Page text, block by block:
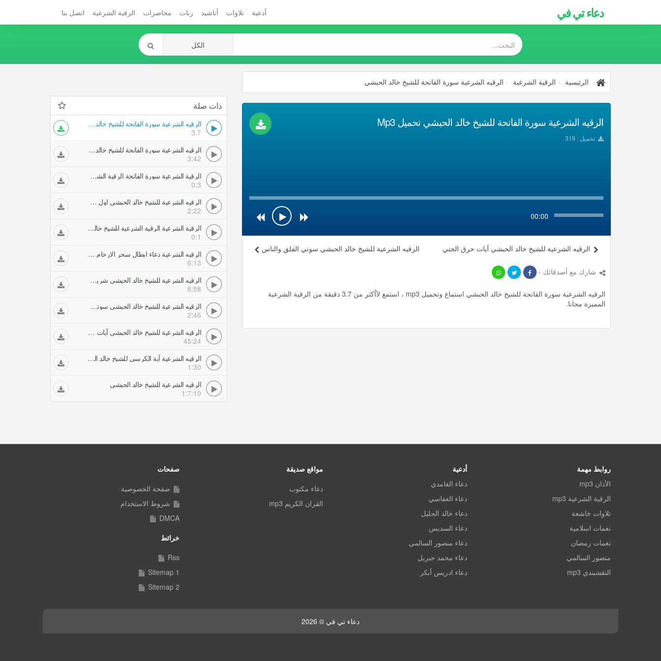
دعاء تي في أدعية تلاوات أناشيد رنات محاضرات الرقية الشرعية اتصل بنا
الرئيسية الرقية الشرعية الرقيه الشرعية سورة الفاتحة للشيخ خالد الحبشي
الرقيه الشرعية سورة الفاتحة للشيخ خالد الحبشي تحميل Mp3
تحميل : 319
00:00
الرقيه الشرعية للشيخ خالد الحبشي سوتي الفلق والناس الرقيه الشرعية للشيخ خالد الحبشي آيات حرق الجني
شارك مع أصدقائك ›
الرقيه الشرعية سورة الفاتحة للشيخ خالد الحبشي استماع وتحميل mp3 ، استمع لأأكثر من 3.7 دقيقة من الرقية الشرعية
المميزة مجانا.
ذات صلة
الرقيه الشرعية سورة الفاتحة للشيخ خالد الحبشي
3.7
الرقيه الشرعية سورة الفاتحة للشيخ خالد الحبشي
3:42
الرقية الشرعية سورة الفاتحة الرقية الشرعية للشيخ خالد الحبشي
0:3
الرقيه الشرعية للشيخ خالد الحبشي اول عشر آيات من سورة الصافات
2:22
الرقية الشرعية الرقية الشرعية للشيخ خالد الحبشي اول عشر آيات من سورة الصافات
0:1
الرقيه الشرعية دعاء ابطال سحر الارحام للشيخ خالد الحبشي
6:13
الرقيه الشرعية للشيخ خالد الحبشي شريط آمن الرسول
8:58
الرقيه الشرعية للشيخ خالد الحبشي سوتي الفلق والناس
2:46
الرقيه الشرعية للشيخ خالد الحبشي آيات حرق الجني
45:24
الرقيه الشرعية آية الكرسي للشيخ خالد الحبشي
1:30
الرقيه الشرعية للشيخ خالد الحبشي
1:7:10
روابط مهمة
الأذان mp3
الرقية الشرعية mp3
تلاوات خاشعة
نغمات اسلامية
نغمات رمضان
منصور السالمي
النقشبندي mp3
أدعية
دعاء الغامدي
دعاء العفاسي
دعاء خالد الجليل
دعاء السديس
دعاء منصور السالمي
دعاء محمد جبريل
دعاء ادريس أبكر
مواقع صديقة
دعاء مكتوب
القران الكريم mp3
صفحات
صفحة الخصوصية
شروط الاستخدام
DMCA
خرائط
Rss
Sitemap 1
Sitemap 2
دعاء تي في © 2026